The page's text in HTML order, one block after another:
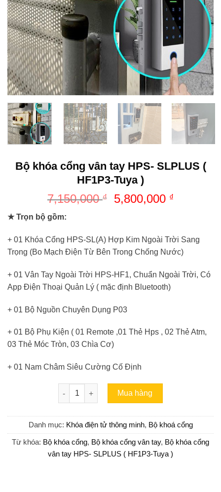
Bộ khóa cổng vân tay HPS- SLPLUS (
HF1P3-Tuya )
7,150,000₫ 5,800,000 ₫
★ Trọn bộ gồm:
+ 01 Khóa Cổng HPS-SL(A) Hợp Kim Ngoài Trời Sang
Trọng (Bo Mạch Điện Từ Bên Trong Chống Nước)
+ 01 Vân Tay Ngoài Trời HPS-HF1, Chuẩn Ngoài Trời, Có
App Điện Thoại Quản Lý ( mặc định Bluetooth)
+ 01 Bộ Nguồn Chuyên Dụng P03
+ 01 Bộ Phụ Kiện ( 01 Remote ,01 Thẻ Hps , 02 Thẻ Atm,
03 Thẻ Móc Tròn, 03 Chìa Cơ)
+ 01 Nam Châm Siêu Cường Cố Định
Bộ khóa cổng vân tay HPS- SLPLUS ( HF1P3-
Mua hàng
Danh mục: Khóa điện tử thông minh, Bộ khoá cổng
Từ khóa: Bộ khóa cổng, Bộ khóa cổng vân tay, Bộ khóa cổng
vân tay HPS- SLPLUS ( HF1P3-Tuya )